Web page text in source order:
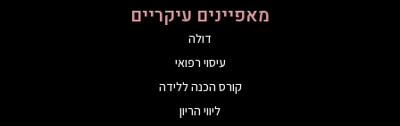
מאפיינים עיקריים
דולה
עיסוי רפואי
קורס הכנה ללידה
ליווי הריון